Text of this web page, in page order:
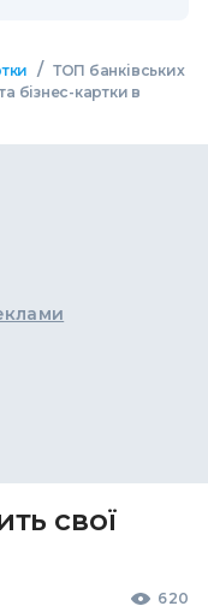
/ ТОП банківських
бізнес-картки в
свої
620